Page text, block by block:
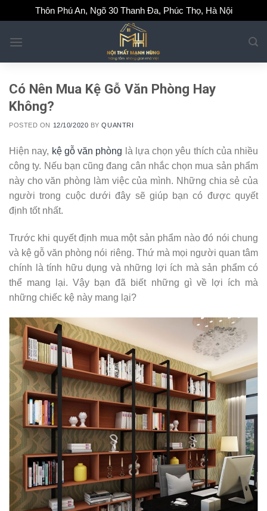
to
content
Thôn Phú An, Ngõ 30 Thanh Đa, Phúc Thọ, Hà Nội
Có Nên Mua Kệ Gỗ Văn Phòng Hay
Không?
POSTED ON 12/10/2020 BYQUANTRI
Hiện nay, kệ gỗ văn phòng là lựa chọn yêu thích của nhiều
công ty. Nếu bạn cũng đang cân nhắc chọn mua sản phẩm
này cho văn phòng làm việc của mình. Những chia sẻ của
người trong cuộc dưới đây sẽ giúp bạn có được quyết
định tốt nhất.
Trước khi quyết định mua một sản phẩm nào đó nói chung
và kệ gỗ văn phòng nói riêng. Thứ mà mọi người quan tâm
chính là tính hữu dụng và những lợi ích mà sản phẩm có
thể mang lại. Vậy bạn đã biết những gì về lợi ích mà
những chiếc kệ này mang lại?